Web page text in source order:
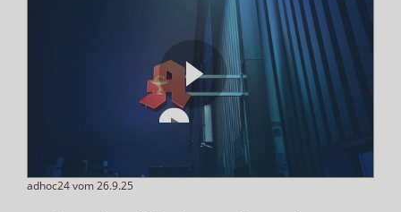
adhoc24 vom 26.9.25